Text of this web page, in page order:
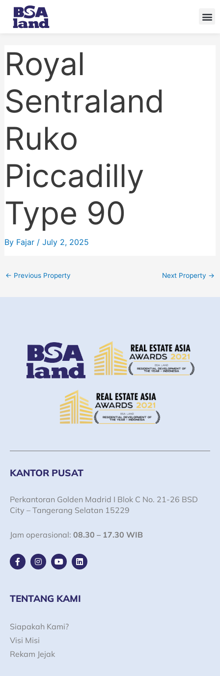
Skip
content
Royal
Sentraland
Ruko
Piccadilly
Type 90
By Fajar / July 2, 2025
← Previous Property Next Property →
KANTOR PUSAT
Perkantoran Golden Madrid I Blok C No. 21-26 BSD
City – Tangerang Selatan 15229
Jam operasional: 08.30 – 17.30 WIB
F
a
o
o
f
I
n
g
r
Y
o
b
e
L
i
d
i
TENTANG KAMI
Siapakah Kami?
Visi Misi
Rekam Jejak